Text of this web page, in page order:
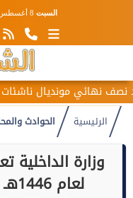
السبت
مونديال ناشئات كرة
الرئيسية الحوادث
وزارة